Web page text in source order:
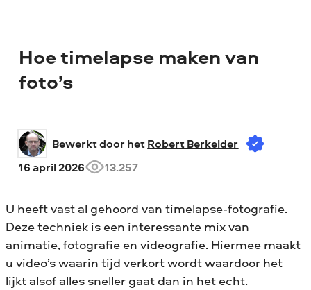
Hoe timelapse maken van
foto’s
Bewerkt door het Robert Berkelder
16 april 2026
13.257
U heeft vast al gehoord van timelapse-fotografie.
Deze techniek is een interessante mix van
animatie, fotografie en videografie. Hiermee maakt
u video’s waarin tijd verkort wordt waardoor het
lijkt alsof alles sneller gaat dan in het echt.